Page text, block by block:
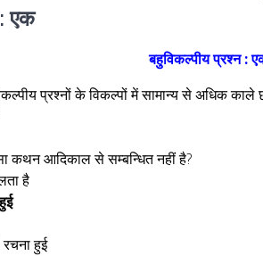
एक
बहुविकल्पीय प्रश्न :
प्रश्नों के विकल्पों में सामान्य से अधिक
कथन आदिकाल से सम्बन्धित नहीं है?
है
रचना हुई